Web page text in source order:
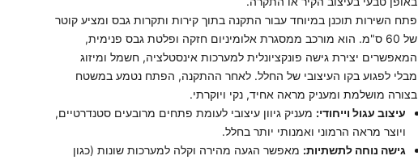
פתח השירות תוכנן במיוחד עבור התקנה בתוך קירות ותקרות גבס ומציע קוטר
של 60 ס"מ. הוא מורכב ממסגרת אלומיניום חזקה ופלטת גבס פנימית,
המאפשרים יצירת גישה פונקציונלית למערכות אינסטלציה, חשמל ומיזוג
מבלי לפגוע בקו העיצובי של החלל. לאחר ההתקנה, הפתח נטמע במשטח
בצורה מושלמת ומעניק מראה אחיד, נקי ויוקרתי.
עיצוב עגול וייחודי: מעניק גיוון עיצובי לעומת פתחים מרובעים סטנדרטיים,
ויוצר מראה הרמוני ואמנותי יותר בחלל.
גישה נוחה לתשתיות: מאפשר הגעה מהירה וקלה למערכות שונות (כגון